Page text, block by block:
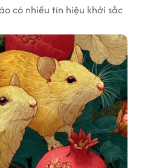
có nhiều tín hiệu khởi sắc